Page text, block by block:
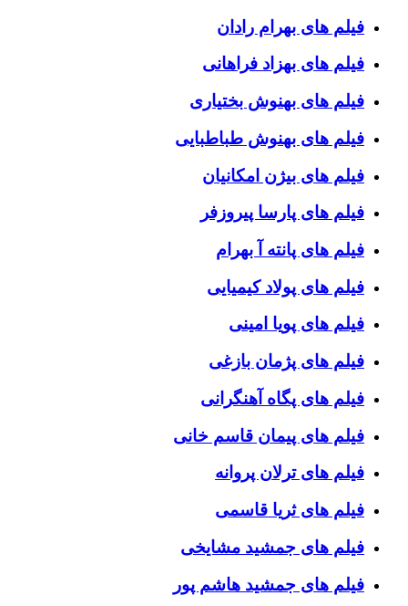
فیلم های بهرام رادان
فیلم های بهزاد فراهانی
فیلم های بهنوش بختیاری
فیلم های بهنوش طباطبایی
فیلم های بیژن امکانیان
فیلم های پارسا پیروزفر
فیلم های پانته آ بهرام
فیلم های پولاد کیمیایی
فیلم های پویا امینی
فیلم های پژمان بازغی
فیلم های پگاه آهنگرانی
فیلم های پیمان قاسم خانی
فیلم های ترلان پروانه
فیلم های ثریا قاسمی
فیلم های جمشید مشایخی
فیلم های جمشید هاشم پور